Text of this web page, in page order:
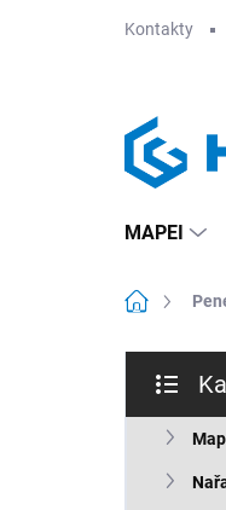
Kontakty
MAPEI
Domů
s